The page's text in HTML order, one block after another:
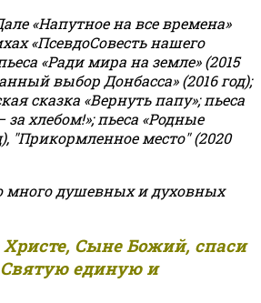
«Напутное на все времена»
«ПсевдоСовесть нашего
«Ради мира на земле» (2015
выбор Донбасса» (2016 год);
сказка «Вернуть папу»; пьеса
за хлебом!»;пьеса «Родные
"Прикормленное место" (2020
много душевных и духовных
Христе, Сыне Божий, спаси
Святую единую и